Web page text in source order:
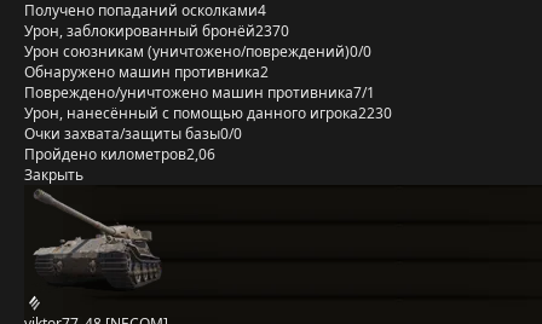
Получено попаданий осколками4
Урон, заблокированный бронёй2370
Урон союзникам (уничтожено/повреждений)0/0
Обнаружено машин противника2
Повреждено/уничтожено машин противника7/1
Урон, нанесённый с помощью данного игрока2230
Очки захвата/защиты базы0/0
Пройдено километров2,06
Закрыть